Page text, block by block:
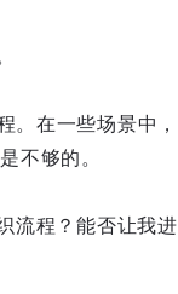
。在一些场景中，
不够的。
流程？能否让我进